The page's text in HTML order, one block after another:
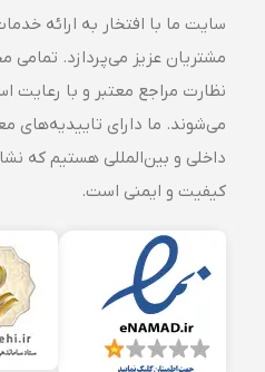
سایت ما با افتخار به ارائه خدمات
مشتریان عزیز می‌پردازد. تمامی
نظارت مراجع معتبر و با رعایت
می‌شوند. ما دارای تاییدیه‌های
داخلی و بین‌المللی هستیم که
کیفیت و ایمنی است.